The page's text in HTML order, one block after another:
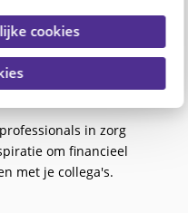
cookies
welzijn te helpen,
de Fitte Top 100: 1
fit te blijven.
in zorg
om financieel
met je collega's.